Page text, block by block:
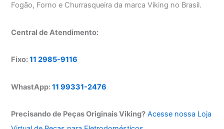
Fogão, Forno e Churrasqueira da marca Viking no Brasil.
Central de Atendimento:
Fixo:11 2985-9116
WhastApp:11 99331-2476
Precisando de Peças Originais Viking? Acesse nossa Loja